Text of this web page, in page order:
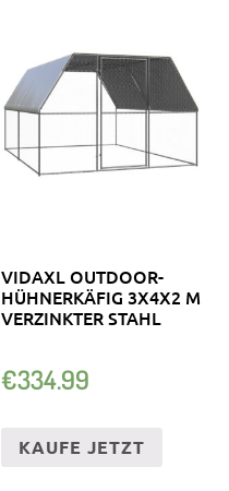
VIDAXL OUTDOOR-
HÜHNERKÄFIG 3X4X2 M
VERZINKTER STAHL
€334.99
KAUFE JETZT